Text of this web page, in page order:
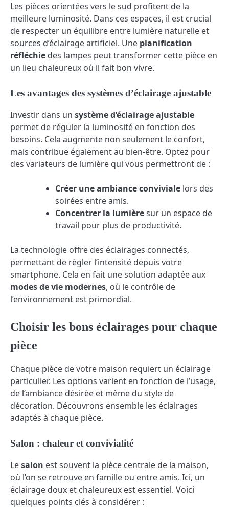
Les pièces orientées vers le sud profitent de la
meilleure luminosité. Dans ces espaces, il est crucial
de respecter un équilibre entre lumière naturelle et
sources d’éclairage artificiel. Une planification
réfléchie des lampes peut transformer cette pièce en
un lieu chaleureux où il fait bon vivre.
Les avantages des systèmes d’éclairage ajustable
Investir dans un système d’éclairage ajustable
permet de réguler la luminosité en fonction des
besoins. Cela augmente non seulement le confort,
mais contribue également au bien-être. Optez pour
des variateurs de lumière qui vous permettront de :
Créer une ambiance conviviale lors des
soirées entre amis.
Concentrer la lumièresur un espace de
travail pour plus de productivité.
La technologie offre des éclairages connectés,
permettant de régler l’intensité depuis votre
smartphone. Cela en fait une solution adaptée aux
modes de vie modernes, où le contrôle de
l’environnement est primordial.
Choisir les bons éclairages pour chaque
pièce
Chaque pièce de votre maison requiert un éclairage
particulier. Les options varient en fonction de l’usage,
de l’ambiance désirée et même du style de
décoration. Découvrons ensemble les éclairages
adaptés à chaque pièce.
Salon : chaleur et convivialité
Lesalon est souvent la pièce centrale de la maison,
où l’on se retrouve en famille ou entre amis. Ici, un
éclairage doux et chaleureux est essentiel. Voici
quelques points clés à considérer :